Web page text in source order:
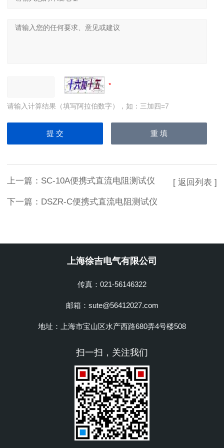
请输入计算结果（填写阿拉伯数字），如：三加四=7
上一篇： SC-10A便携式直流电阻测试仪
下一篇： DSZR-C便携式直流电阻测试仪
[ 返回列表 ]
上海徐吉电气有限公司
传真：021-56146322
邮箱：sute@56412027.com
地址：上海市宝山区水产西路680弄4号楼508
扫一扫，关注我们